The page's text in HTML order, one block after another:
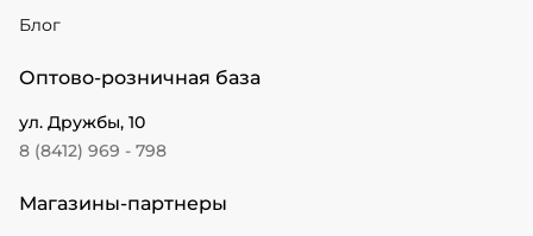
Блог
Оптово-розничная база
ул. Дружбы, 10
8 (8412) 969 - 798
Магазины-партнеры